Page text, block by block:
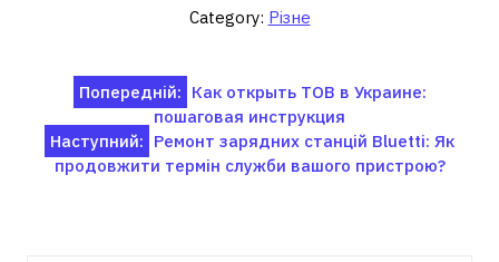
Category: Різне
Навігація
записів
Попередній: Как открыть ТОВ в Украине:
пошаговая инструкция
Наступний: Ремонт зарядних станцій Bluetti: Як
продовжити термін служби вашого пристрою?